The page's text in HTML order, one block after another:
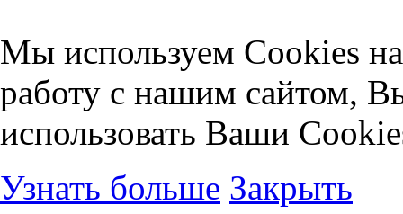
Мы используем Cookies
работу с нашим сайтом,
использовать Ваши
Узнать больше Закрыть